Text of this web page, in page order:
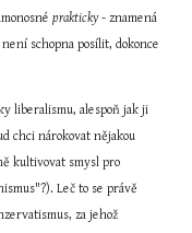
prakticky - znamená
schopna posílit, dokonce
liberalismu, alespoň jak ji
chci nárokovat nějakou
kultivovat smysl pro
Leč to se právě
za jehož